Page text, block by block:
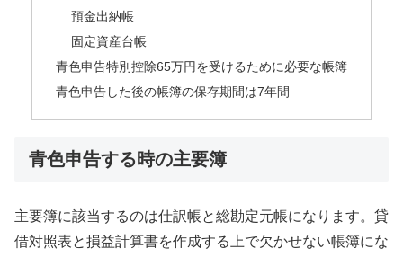
預金出納帳
固定資産台帳
青色申告特別控除65万円を受けるために必要な帳簿
青色申告した後の帳簿の保存期間は7年間
青色申告する時の主要簿
主要簿に該当するのは仕訳帳と総勘定元帳になります。貸
借対照表と損益計算書を作成する上で欠かせない帳簿にな